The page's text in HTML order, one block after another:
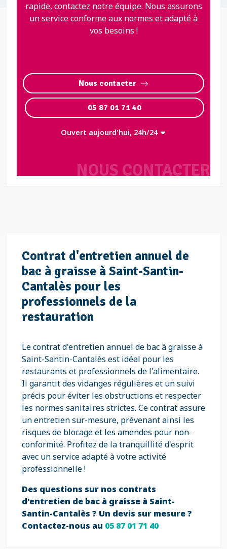
NOUS CONTACTER
rapide, contactez notre équipe. Nous assurons
un service conforme aux normes et adapté à
vos besoins !
Nous contacter
05 87 01 71 40
Ouvert aujourd'hui, 24h/24
Contrat d'entretien annuel de
bac à graisse à Saint-Santin-
Cantalès pour les
professionnels de la
restauration
Le contrat d'entretien annuel de bac à graisse à
Saint-Santin-Cantalès est idéal pour les
restaurants et professionnels de l'alimentaire.
Il garantit des vidanges régulières et un suivi
précis pour éviter les obstructions et respecter
les normes sanitaires strictes. Ce contrat assure
un entretien sur-mesure, prévenant ainsi les
risques de blocage et les amendes pour non-
conformité. Profitez de la tranquillité d'esprit
avec un service adapté à votre activité
professionnelle !
Des questions sur nos contrats
d'entretien de bac à graisse à Saint-
Santin-Cantalès ? Un devis sur mesure ?
Contactez-nous au 05 87 01 71 40